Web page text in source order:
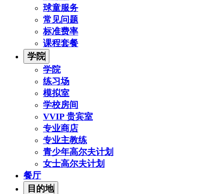
球童服务
常见问题
标准费率
课程套餐
学院
学院
练习场
模拟室
学校房间
VVIP 贵宾室
专业商店
专业主教练
青少年高尔夫计划
女士高尔夫计划
餐厅
目的地